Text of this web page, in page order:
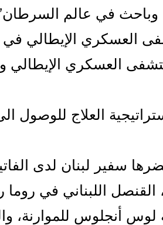
العسكري الإيطالي في
العسكري الإيطالي
العلاج للوصول
سفير لبنان لدى
اللبناني في
لوس أنجلوس للموارنة،